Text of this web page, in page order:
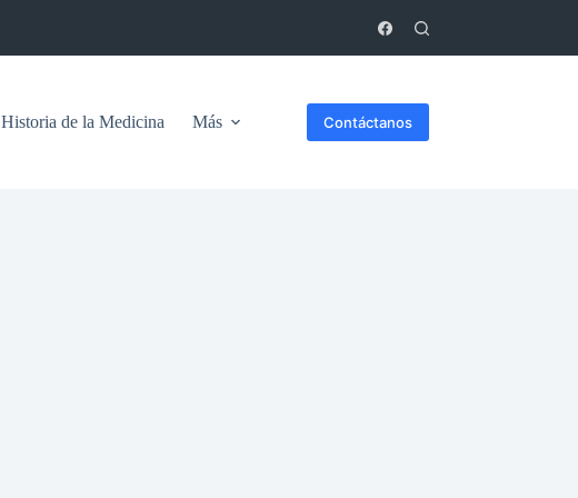
Historia de la Medicina Más Contáctanos